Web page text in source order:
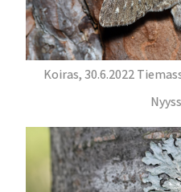
Koiras, 30.6.2022